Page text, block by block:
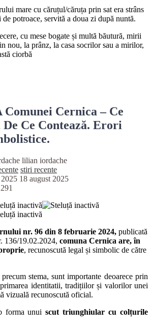
mare cu căruțul/căruța prin sat era strâns
potroace, servită a doua zi după nuntă.
cu mese bogate și multă băutură, mirii
nou, la prânz, la casa socrilor sau a mirilor,
ciorbă
Comunei Cernica – Ce
De Ce Contează. Erori
lilian iordache
stiri recente
18 august 2025
nr. 96 din 8 februarie 2024, publicată
136/19.02.2024, comuna Cernica are, în
, recunoscută legal și simbolic de către
stema, sunt importante deoarece prin
identitatii, tradițiilor și valorilor unei
vizuală recunoscută oficial.
forma unuiscut triunghiular cu colțurile